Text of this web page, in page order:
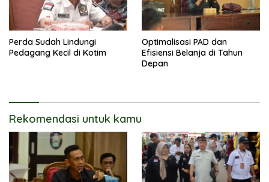
Perda Sudah Lindungi
Pedagang Kecil di Kotim
Optimalisasi PAD dan
Efisiensi Belanja di Tahun
Depan
Rekomendasi untuk kamu